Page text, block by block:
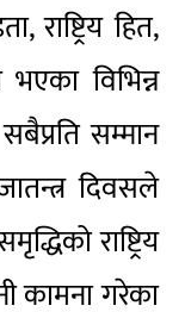
राष्ट्रिय हित,
विभिन्न
सबैप्रतिसम्मान
दिवसले
राष्ट्रिय
कामना गरेका